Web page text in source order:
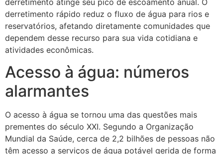
derretimento rápido reduz o fluxo de água para rios e
reservatórios, afetando diretamente comunidades que
dependem desse recurso para sua vida cotidiana e
atividades econômicas.
Acesso à água: números
alarmantes
O acesso à água se tornou uma das questões mais
prementes do século XXI. Segundo a Organização
Mundial da Saúde, cerca de 2,2 bilhões de pessoas não
têm acesso a serviços de água potável gerida de forma